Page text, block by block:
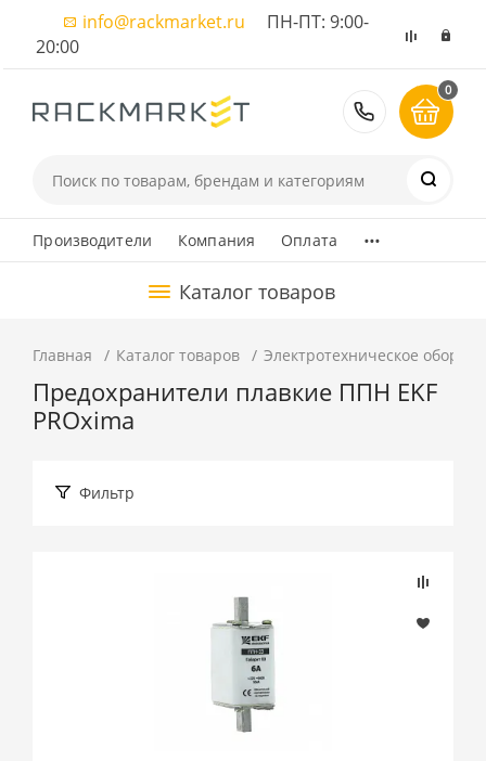
info@rackmarket.ru ПН-ПТ: 9:00-
20:00
8 (495)
0
Производители Компания Оплата ...
Каталог товаров
Главная Каталог товаров Электротехническое
Предохранители плавкие ППН EKF
PROxima
Фильтр